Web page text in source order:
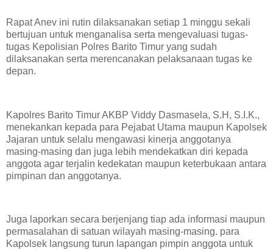
Rapat Anev ini rutin dilaksanakan setiap 1 minggu sekali
bertujuan untuk menganalisa serta mengevaluasi tugas-
tugas Kepolisian Polres Barito Timur yang sudah
dilaksanakan serta merencanakan pelaksanaan tugas ke
depan.
Kapolres Barito Timur AKBP Viddy Dasmasela, S.H, S.I.K.,
menekankan kepada para Pejabat Utama maupun Kapolsek
Jajaran untuk selalu mengawasi kinerja anggotanya
masing-masing dan juga lebih mendekatkan diri kepada
anggota agar terjalin kedekatan maupun keterbukaan antara
pimpinan dan anggotanya.
Juga laporkan secara berjenjang tiap ada informasi maupun
permasalahan di satuan wilayah masing-masing. para
Kapolsek langsung turun lapangan pimpin anggota untuk